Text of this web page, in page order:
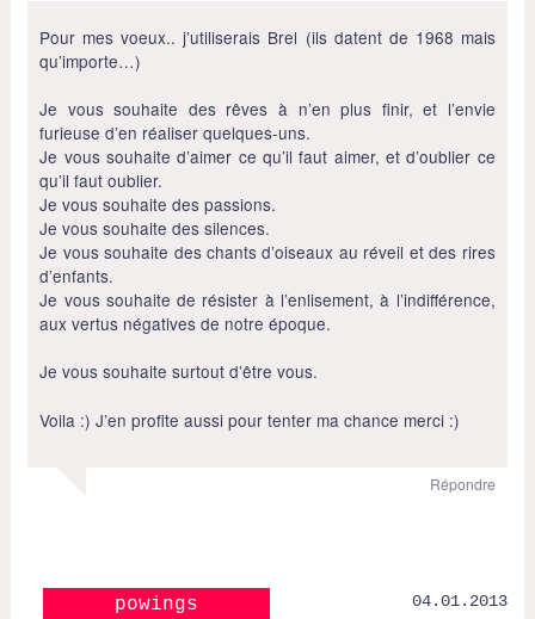
Pour mes voeux.. j’utiliserais Brel (ils datent de 1968 mais
qu’importe…)
Je vous souhaite des rêves à n’en plus finir, et l’envie
furieuse d’en réaliser quelques-uns.
Je vous souhaite d’aimer ce qu’il faut aimer, et d’oublier ce
qu’il faut oublier.
Je vous souhaite des passions.
Je vous souhaite des silences.
Je vous souhaite des chants d’oiseaux au réveil et des rires
d’enfants.
Je vous souhaite de résister à l’enlisement, à l’indifférence,
aux vertus négatives de notre époque.
Je vous souhaite surtout d’être vous.
Voila :) J’en profite aussi pour tenter ma chance merci :)
Répondre
powings 04.01.2013